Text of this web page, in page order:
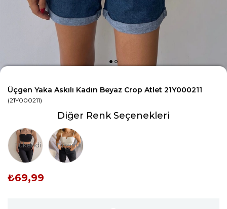
Üçgen Yaka Askılı Kadın Beyaz Crop Atlet 21Y000211
(21Y000211)
Diğer Renk Seçenekleri
Tükendi Tükendi
₺69,99